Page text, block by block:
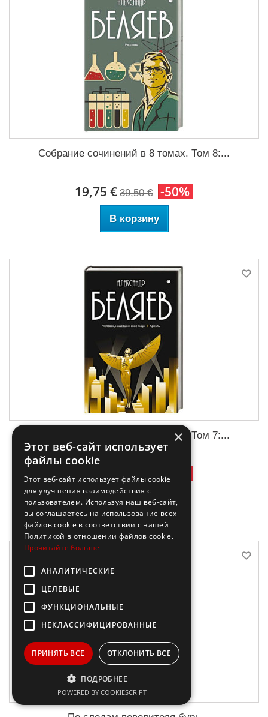
Собрание сочинений в 8 томах. Том 8:...
19,75 € 39,50 € -50%
В корзину
Собрание сочинений в 8 томах. Том 7:...
35,35 € -50%
В корзину
×
Этот веб-сайт использует
файлы cookie
Этот веб-сайт использует файлы cookie
для улучшения взаимодействия с
пользователем. Используя наш веб-сайт,
вы соглашаетесь на использование всех
файлов cookie в соответствии с нашей
Политикой в ​​отношении файлов cookie.
Прочитайте больше
АНАЛИТИЧЕСКИЕ
ЦЕЛЕВЫЕ
ФУНКЦИОНАЛЬНЫЕ
НЕКЛАССИФИЦИРОВАННЫЕ
ПРИНЯТЬ ВСЕ ОТКЛОНИТЬ ВСЕ
ПОДРОБНЕЕ
POWERED BY COOKIESCRIPT